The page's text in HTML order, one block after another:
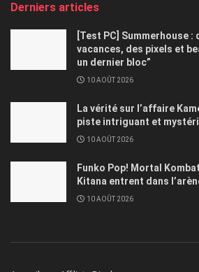
Derniers articles
[Test PC] Summerhouse
vacances, des pixels et
un dernier bloc”
10 AOÛT 2026
La vérité sur l’affaire
piste intriguant et
10 AOÛT 2026
Funko Pop! Mortal
Kitana entrent dans
10 AOÛT 2026